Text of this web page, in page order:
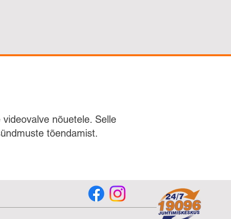
nõuetele. Selle
tõendamist.